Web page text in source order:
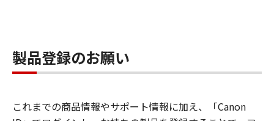
製品登録のお願い
これまでの商品情報やサポート情報に加え、「Canon